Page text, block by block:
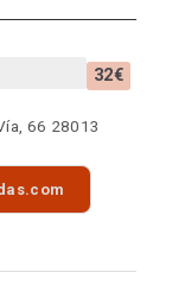
32€
66 28013